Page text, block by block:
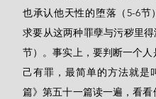
也承认他天性的堕落（5-6节
求要从这两种罪孽与污秽里得
节）。事实上，要判断一个人
己有罪，最简单的方法就是
篇》第五十一篇读一遍，看看